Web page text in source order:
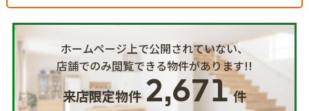
ホームページ上で公開されていない、
店舗でのみ閲覧できる物件があります!!
来店限定物件2,671件